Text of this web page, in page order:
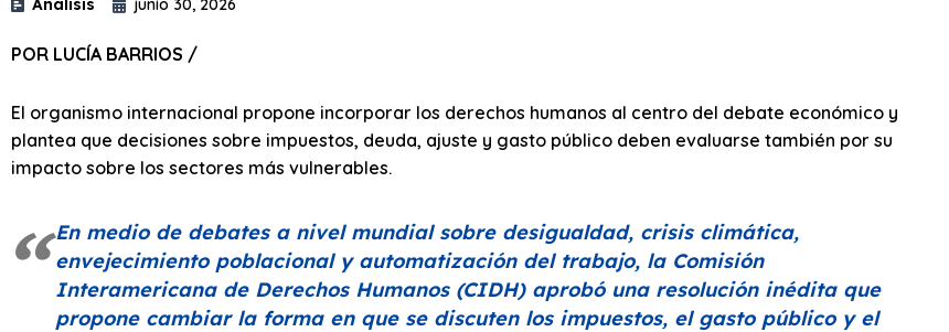
Análisis junio 30, 2026
POR LUCÍA BARRIOS /
El organismo internacional propone incorporar los derechos humanos al centro del debate económico y
plantea que decisiones sobre impuestos, deuda, ajuste y gasto público deben evaluarse también por su
impacto sobre los sectores más vulnerables.
En medio de debates a nivel mundial sobre desigualdad, crisis climática,
envejecimiento poblacional y automatización del trabajo, la Comisión
Interamericana de Derechos Humanos (CIDH) aprobó una resolución inédita que
propone cambiar la forma en que se discuten los impuestos, el gasto público y el